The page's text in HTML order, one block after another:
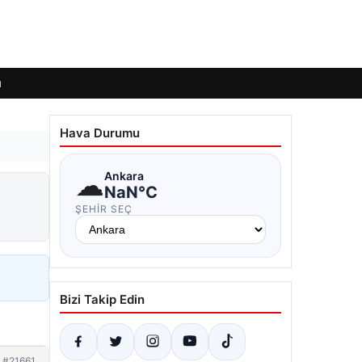
Hava Durumu
☁Ankara
NaN°C
ŞEHIR SEÇ
Bizi Takip Edin